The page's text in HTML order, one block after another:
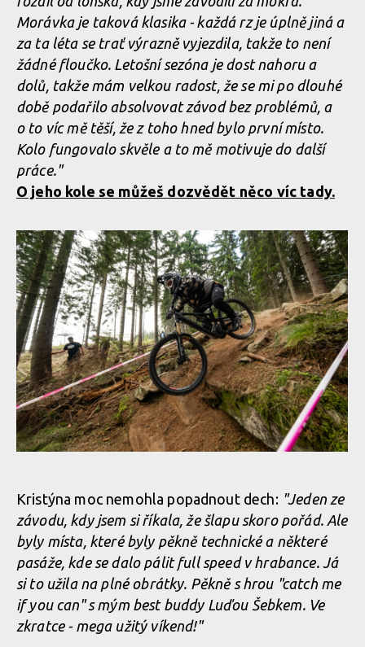
Norco Enduro Race Morávka - Jára Sijka / Enduroserie.cz
Norco Enduro Race Morávka - Jára Sijka / Enduroserie.cz
Norco Enduro Race Morávka - Jára Sijka / Enduroserie.cz
Norco Enduro Race Morávka - Jára Sijka / Enduroserie.cz
Norco Enduro Race Morávka - Jára Sijka / Enduroserie.cz
Norco Enduro Race Morávka - Jára Sijka / Enduroserie.cz
Norco Enduro Race Morávka - Jára Sijka / Enduroserie.cz
Norco Enduro Race Morávka - Jára Sijka / Enduroserie.cz
Norco Enduro Race Morávka - Jára Sijka / Enduroserie.cz
Morávka je taková klasika - každá rz je úplně jiná a
za ta léta se trať výrazně vyjezdila, takže to není
žádné floučko. Letošní sezóna je dost nahoru a
dolů, takže mám velkou radost, že se mi po dlouhé
době podařilo absolvovat závod bez problémů, a
o to víc mě těší, že z toho hned bylo první místo.
Kolo fungovalo skvěle a to mě motivuje do další
práce."
O jeho kole se můžeš dozvědět něco víc tady.
Norco Enduro Race Morávka - Jára Sijka / Enduroserie.cz
Norco Enduro Race Morávka - Jára Sijka / Enduroserie.cz
Kristýna moc nemohla popadnout dech: "Jeden ze
závodu, kdy jsem si říkala, že šlapu skoro pořád. Ale
byly místa, které byly pěkně technické a některé
pasáže, kde se dalo pálit full speed v hrabance. Já
si to užila na plné obrátky. Pěkně s hrou "catch me
if you can" s mým best buddy Luďou Šebkem. Ve
zkratce - mega užitý víkend!"